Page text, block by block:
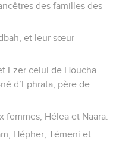
des familles des
et leur sœur
Ezer celui de Houcha.
d’Ephrata, père de
Hélea et Naara.
Hépher, Témeni et